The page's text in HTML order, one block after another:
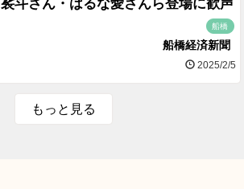
裟斗さん・はるな愛さんら登場に歓声
船橋
船橋経済新聞
2025/2/5
もっと見る